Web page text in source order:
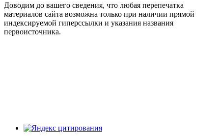
Доводим до вашего сведения, что любая перепечатка
материалов сайта возможна только при наличии прямой
индексируемой гиперссылки и указания названия
первоисточника.